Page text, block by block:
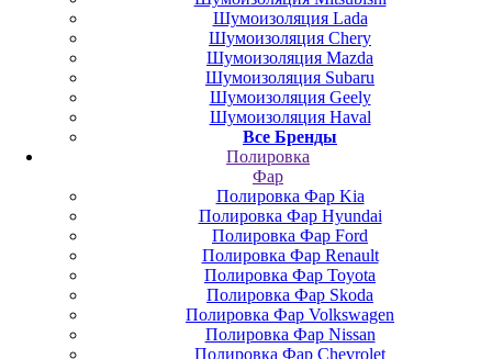
Шумоизоляция Lada
Шумоизоляция Chery
Шумоизоляция Mazda
Шумоизоляция Subaru
Шумоизоляция Geely
Шумоизоляция Haval
Все Бренды
Полировка
Фар
Полировка Фар Kia
Полировка Фар Hyundai
Полировка Фар Ford
Полировка Фар Renault
Полировка Фар Toyota
Полировка Фар Skoda
Полировка Фар Volkswagen
Полировка Фар Nissan
Полировка Фар Chevrolet